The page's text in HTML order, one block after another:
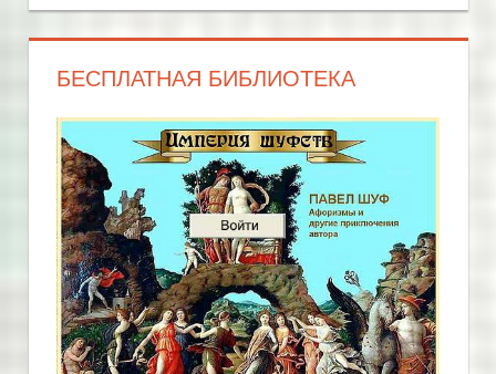
БЕСПЛАТНАЯ БИБЛИОТЕКА